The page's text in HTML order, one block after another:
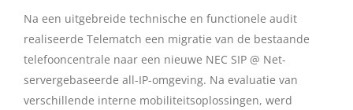
Na een uitgebreide technische en functionele audit
realiseerde Telematch een migratie van de bestaande
telefooncentrale naar een nieuwe NEC SIP @ Net-
servergebaseerde all-IP-omgeving. Na evaluatie van
verschillende interne mobiliteitsoplossingen, werd